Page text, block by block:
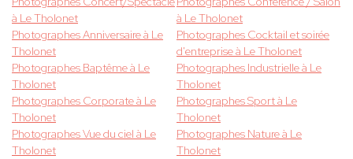
à Le Tholonet
à Le Tholonet
Photographes Anniversaire à Le
Tholonet
Photographes Cocktail et soirée
d'entreprise à Le Tholonet
Photographes Baptême à Le
Tholonet
Photographes Industrielle à Le
Tholonet
Photographes Corporate à Le
Tholonet
Photographes Sport à Le
Tholonet
Photographes Vue du ciel à Le
Tholonet
Photographes Nature à Le
Tholonet